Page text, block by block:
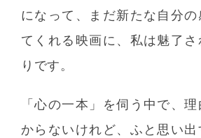
になって、まだ新たな自分
てくれる映画に、私は魅了
りです。
「心の一本」を伺う中で、
からないけれど、ふと思い